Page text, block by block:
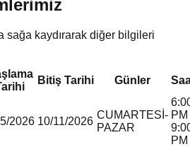
sağa kaydırarak diğer bilgileri
Bitiş Tarihi Günler
2026 10/11/2026
CUMARTESİ-
PAZAR
PM
PM